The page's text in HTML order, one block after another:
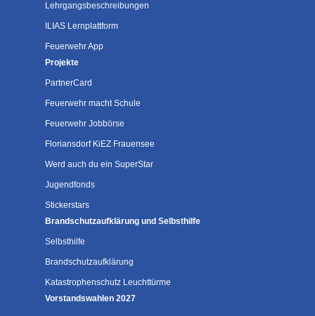
Lehrgangsbeschreibungen
ILIAS Lernplattform
Feuerwehr App
Projekte
PartnerCard
Feuerwehr macht Schule
Feuerwehr Jobbörse
Floriansdorf KiEZ Frauensee
Werd auch du ein SuperStar
Jugendfonds
Stickerstars
Brandschutzaufklärung und Selbsthilfe
Selbsthilfe
Brandschutzaufklärung
Katastrophenschutz Leuchttürme
Vorstandswahlen 2027